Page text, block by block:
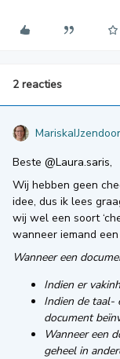
2 reacties
Beste @Laura.saris,
Wij hebben geen
idee, dus ik lees
wij wel een soort
wanneer iemand
Wanneer een
Indien er
Indien de taal-
document
Wanneer een
geheel in